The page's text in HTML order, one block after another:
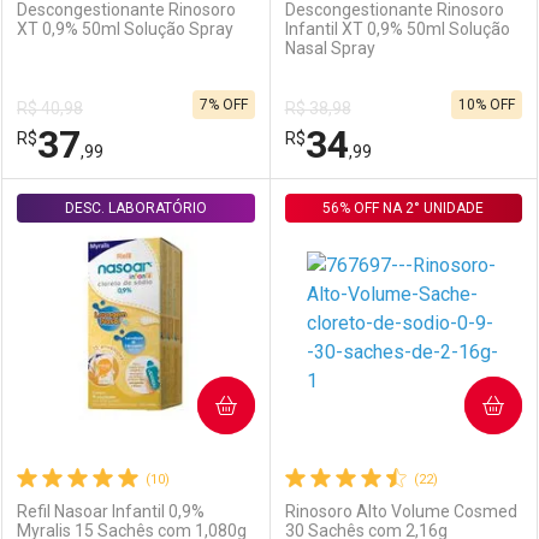
Comprar sem Desconto
Por R$ 16,99/cada
Comprar sem Desconto
Por R$ 16,99/cada
Ativar Desconto
Comprar sem Desconto
Por R$ 59,52/cada
Comprar sem Desconto
Por R$ 59,52/cada
Descongestionante Rinosoro
XT 0,9% 50ml Solução Spray
R$ 40,98
R$37,99
7% OFF
FECHAR
Laboratório
FECHAR
Por Menos
Descongestionante Rinosoro
Infantil XT 0,9% 50ml Solução
Nasal Spray
R$ 38,98
R$34,99
10% OFF
Laboratório
Por Menos
(10)
Refil Nasoar Infantil 0,9%
Myralis 15 Sachês com 1,080g
DESC. LABORATÓRIO
COMPRAR
(22)
Rinosoro Alto Volume Cosmed
30 Sachês com 2,16g
56% OFF NA 2° UNIDADE
COMPRAR